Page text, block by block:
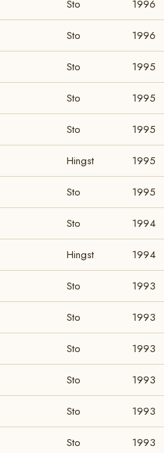
Sto 1996
Sto 1996
Sto 1995
Sto 1995
Sto 1995
Hingst 1995
Sto 1995
Sto 1994
Hingst 1994
Sto 1993
Sto 1993
Sto 1993
Sto 1993
Sto 1993
Sto 1993